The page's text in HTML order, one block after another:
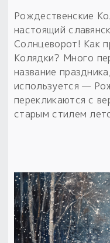
Рождественские
настоящий
Солнцеворот! Как
Колядки? Много
название
используется —
перекликаются с
старым стилем